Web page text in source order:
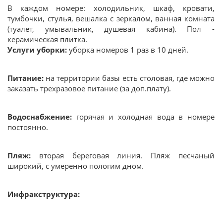
В каждом номере: холодильник, шкаф, кровати,
тумбочки, стулья, вешалка с зеркалом, ванная комната
(туалет, умывальник, душевая кабина). Пол -
керамическая плитка.
Услуги уборки: уборка номеров 1 раз в 10 дней.
Питание: на территории базы есть столовая, где можно
заказать трехразовое питание (за доп.плату).
Водоснабжение: горячая и холодная вода в номере
постоянно.
Пляж: вторая береговая линия. Пляж песчаный
широкий, с умеренно пологим дном.
Инфракструктура: